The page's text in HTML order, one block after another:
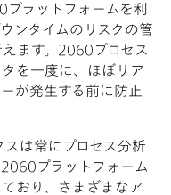
ラットフォームを利
ンタイムのリスクの管
ます。2060プロセス
を一度に、ほぼリア
が発生する前に防止
は常にプロセス分析
プラットフォーム
おり、さまざまなア